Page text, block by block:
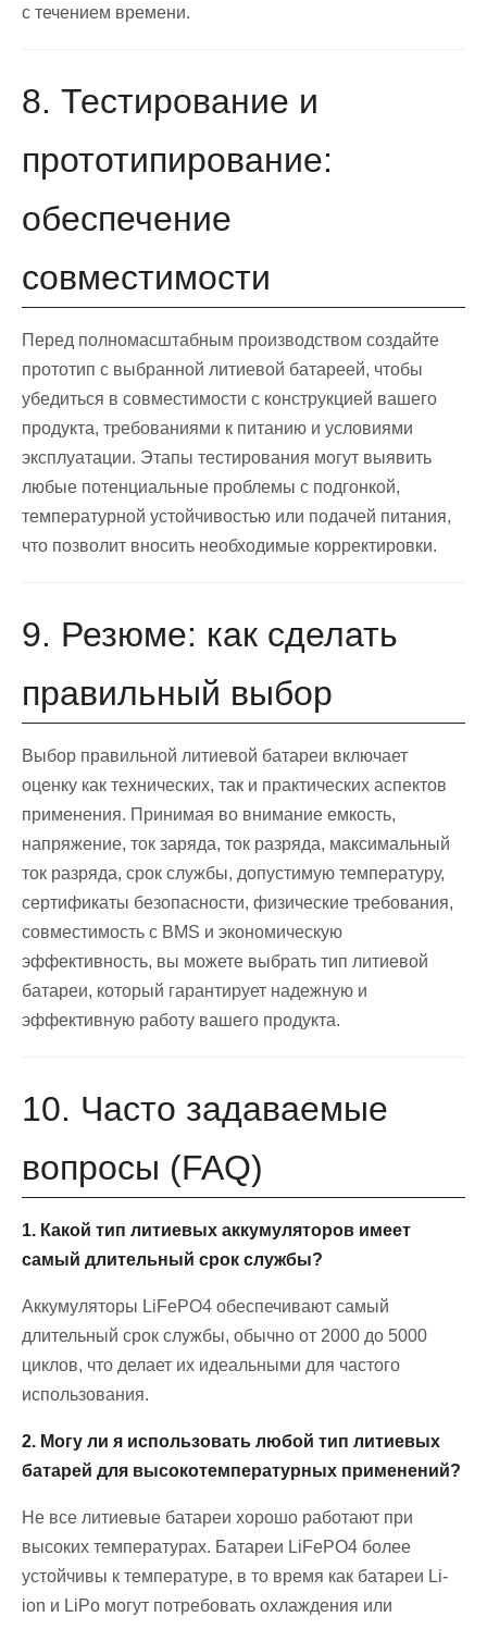
с течением времени.
8. Тестирование и
прототипирование:
обеспечение
совместимости
Перед полномасштабным производством создайте
прототип с выбранной литиевой батареей, чтобы
убедиться в совместимости с конструкцией вашего
продукта, требованиями к питанию и условиями
эксплуатации. Этапы тестирования могут выявить
любые потенциальные проблемы с подгонкой,
температурной устойчивостью или подачей питания,
что позволит вносить необходимые корректировки.
9. Резюме: как сделать
правильный выбор
Выбор правильной литиевой батареи включает
оценку как технических, так и практических аспектов
применения. Принимая во внимание емкость,
напряжение, ток заряда, ток разряда, максимальный
ток разряда, срок службы, допустимую температуру,
сертификаты безопасности, физические требования,
совместимость с BMS и экономическую
эффективность, вы можете выбрать тип литиевой
батареи, который гарантирует надежную и
эффективную работу вашего продукта.
10. Часто задаваемые
вопросы (FAQ)
1. Какой тип литиевых аккумуляторов имеет
самый длительный срок службы?
Аккумуляторы LiFePO4 обеспечивают самый
длительный срок службы, обычно от 2000 до 5000
циклов, что делает их идеальными для частого
использования.
2. Могу ли я использовать любой тип литиевых
батарей для высокотемпературных применений?
Не все литиевые батареи хорошо работают при
высоких температурах. Батареи LiFePO4 более
устойчивы к температуре, в то время как батареи Li-
ion и LiPo могут потребовать охлаждения или